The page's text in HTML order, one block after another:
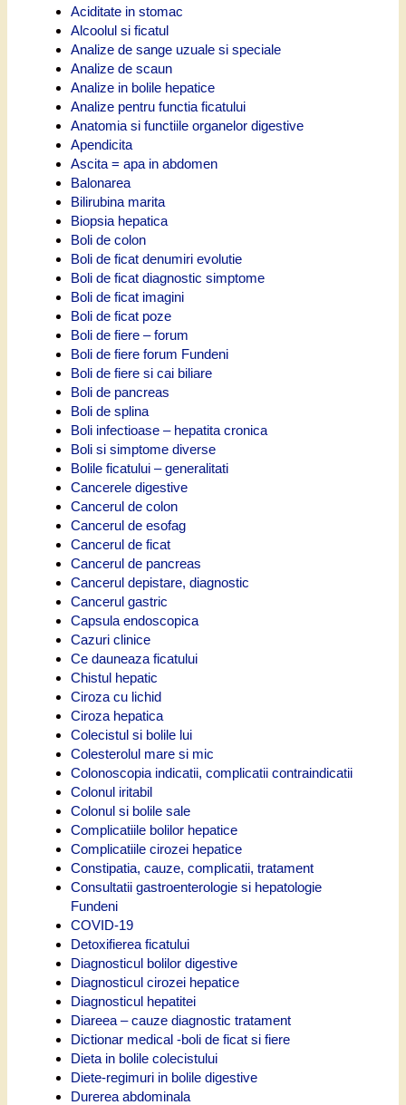
Aciditate in stomac
Alcoolul si ficatul
Analize de sange uzuale si speciale
Analize de scaun
Analize in bolile hepatice
Analize pentru functia ficatului
Anatomia si functiile organelor digestive
Apendicita
Ascita = apa in abdomen
Balonarea
Bilirubina marita
Biopsia hepatica
Boli de colon
Boli de ficat denumiri evolutie
Boli de ficat diagnostic simptome
Boli de ficat imagini
Boli de ficat poze
Boli de fiere – forum
Boli de fiere forum Fundeni
Boli de fiere si cai biliare
Boli de pancreas
Boli de splina
Boli infectioase – hepatita cronica
Boli si simptome diverse
Bolile ficatului – generalitati
Cancerele digestive
Cancerul de colon
Cancerul de esofag
Cancerul de ficat
Cancerul de pancreas
Cancerul depistare, diagnostic
Cancerul gastric
Capsula endoscopica
Cazuri clinice
Ce dauneaza ficatului
Chistul hepatic
Ciroza cu lichid
Ciroza hepatica
Colecistul si bolile lui
Colesterolul mare si mic
Colonoscopia indicatii, complicatii contraindicatii
Colonul iritabil
Colonul si bolile sale
Complicatiile bolilor hepatice
Complicatiile cirozei hepatice
Constipatia, cauze, complicatii, tratament
Consultatii gastroenterologie si hepatologie
Fundeni
COVID-19
Detoxifierea ficatului
Diagnosticul bolilor digestive
Diagnosticul cirozei hepatice
Diagnosticul hepatitei
Diareea – cauze diagnostic tratament
Dictionar medical -boli de ficat si fiere
Dieta in bolile colecistului
Diete-regimuri in bolile digestive
Durerea abdominala